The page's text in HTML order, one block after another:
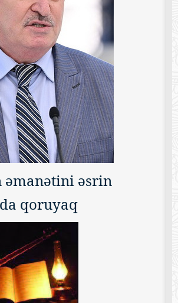
əmanətini əsrin
qoruyaq